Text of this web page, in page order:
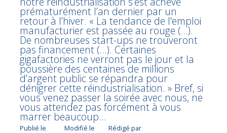
prématurément l’an dernier par un
retour à l’hiver. « La tendance de l'emploi
manufacturier est passée au rouge (…).
De nombreuses start-ups ne trouveront
pas financement (...). Certaines
gigafactories ne verront pas le jour et la
poussière des centaines de millions
d’argent public se répandra pour
dénigrer cette réindustrialisation. » Bref, si
vous venez passer la soirée avec nous, ne
vous attendez pas forcément à vous
marrer beaucoup…
Publié le Modifié le Rédigé par